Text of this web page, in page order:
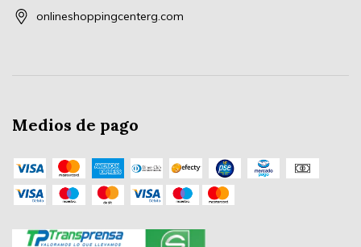
onlineshoppingcenterg.com
Medios de pago